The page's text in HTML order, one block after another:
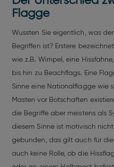
Flagge
Wussten Sie eigentlich, was
Begriffen ist? Erstere
wie z.B. Wimpel, eine
bis hin zu Beachflags. Eine
Sinne eine Nationalflagge wie
Masten vor Botschaften
die Begriffe aber meistens als
diesem Sinne ist motivisch
gebunden, das gilt auch für
auch keine Rolle, ob die